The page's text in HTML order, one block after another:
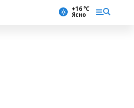
+16 °С
Ясно